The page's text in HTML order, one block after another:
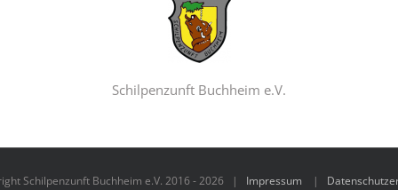
Schilpenzunft Buchheim e.V.
Schilpenzunft Buchheim e.V. 2016 -2026 | Impressum |